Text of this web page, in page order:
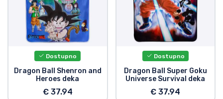
Dostupno
Dragon Ball Shenron and
Heroes deka
€ 37.94
Dostupno
Dragon Ball Super Goku
Universe Survival deka
€ 37.94